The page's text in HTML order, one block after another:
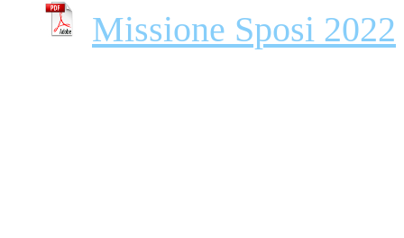
Missione Sposi 2022